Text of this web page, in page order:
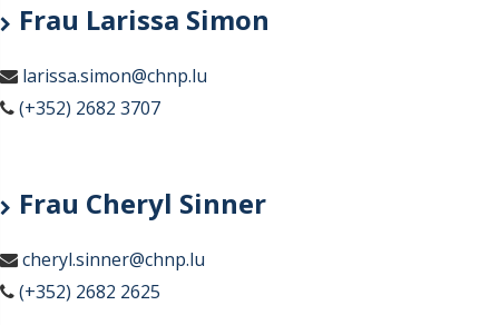
Frau Larissa Simon
larissa.simon@chnp.lu
(+352) 2682 3707
Frau Cheryl Sinner
cheryl.sinner@chnp.lu
(+352) 2682 2625